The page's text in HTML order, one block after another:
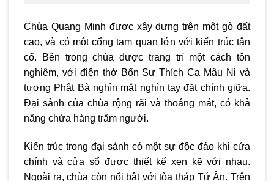
Chùa Quang Minh được xây dựng trên một gò đất
cao, và có một cổng tam quan lớn với kiến trúc tân
cổ. Bên trong chùa được trang trí một cách tôn
nghiêm, với điện thờ Bổn Sư Thích Ca Mâu Ni và
tượng Phật Bà nghìn mắt nghìn tay đặt chính giữa.
Đại sảnh của chùa rộng rãi và thoáng mát, có khả
năng chứa hàng trăm người.
Kiến trúc trong đại sảnh có một sự độc đáo khi cửa
chính và cửa sổ được thiết kế xen kẽ với nhau.
Ngoài ra, chùa còn nổi bật với tòa tháp Tứ Ân. Trên